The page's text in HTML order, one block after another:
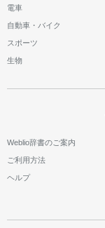
電車
自動車・バイク
スポーツ
生物
Weblio辞書のご案内
ご利用方法
ヘルプ